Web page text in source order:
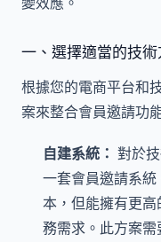
一、選擇適當的技
根據您的電商平台和
案來整合會員邀請功
自建系統： 對於
一套會員邀請系
本，但能擁有更
務需求。此方案